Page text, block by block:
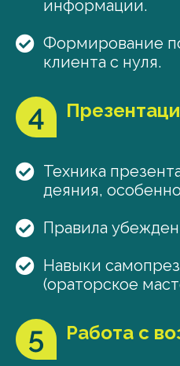
информации.
Формирование
клиента с нуля.
Техника
деяния,
Правила
Навыки
(ораторское
Работа с